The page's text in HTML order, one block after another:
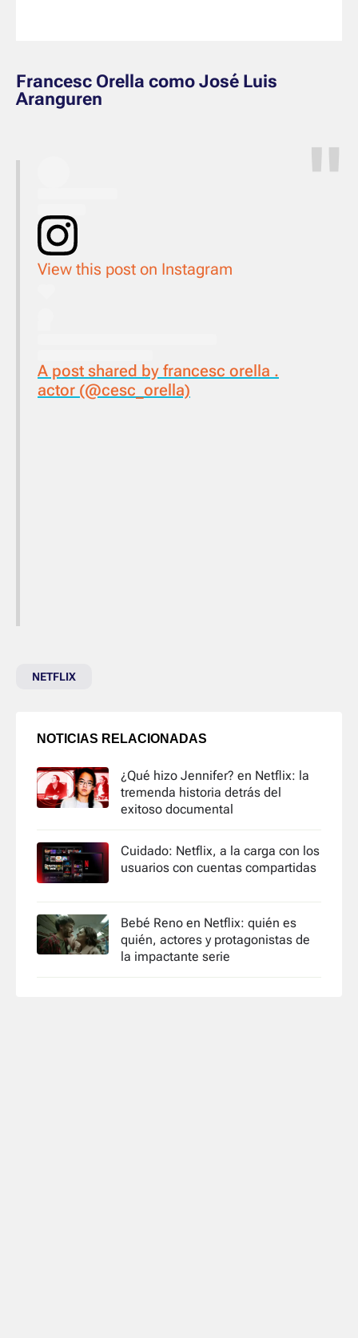
Francesc Orella como José Luis
Aranguren
View this post on Instagram
A post shared by francesc orella .
actor (@cesc_orella)
NETFLIX
NOTICIAS RELACIONADAS
¿Qué hizo Jennifer? en Netflix: la
tremenda historia detrás del
exitoso documental
Cuidado: Netflix, a la carga con los
usuarios con cuentas compartidas
Bebé Reno en Netflix: quién es
quién, actores y protagonistas de
la impactante serie